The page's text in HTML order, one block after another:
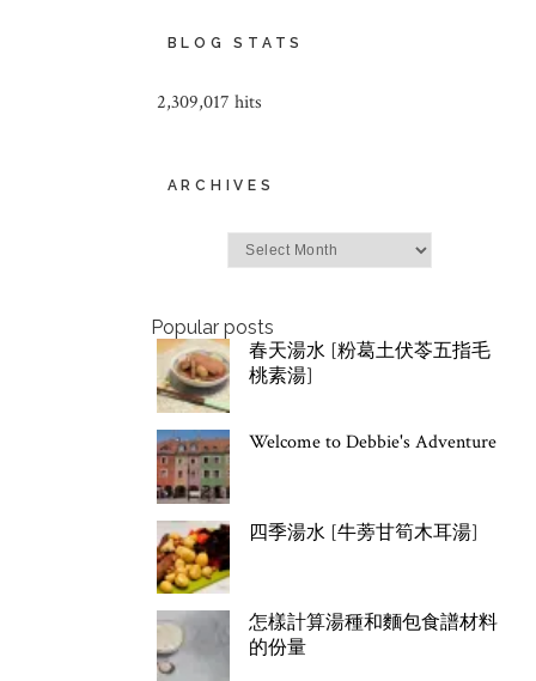
BLOG STATS
2,309,017 hits
ARCHIVES
Popular posts
春天湯水 [粉葛土伏苓五指毛
桃素湯]
Welcome to Debbie's Adventure
四季湯水 [牛蒡甘筍木耳湯]
怎樣計算湯種和麵包食譜材料
的份量